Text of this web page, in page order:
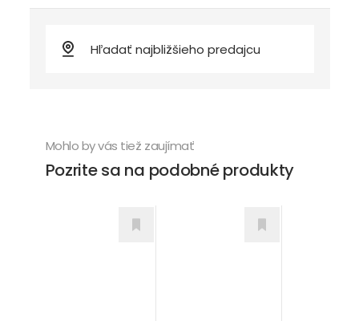
Mohlo by vás tiež zaujímať
Pozrite sa na podobné produkty